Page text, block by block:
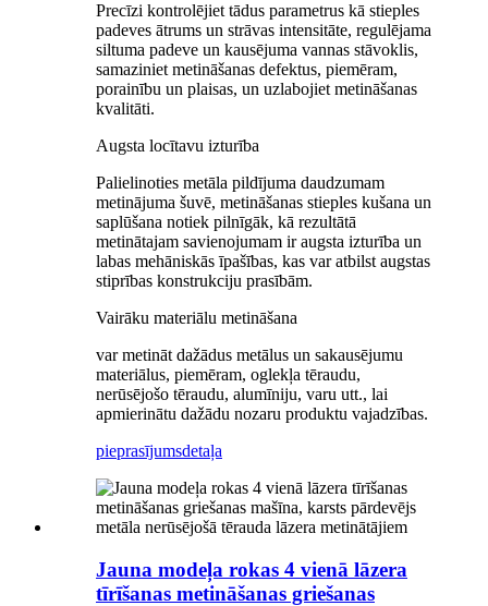
Precīzi kontrolējiet tādus parametrus kā stieples
padeves ātrums un strāvas intensitāte, regulējama
siltuma padeve un kausējuma vannas stāvoklis,
samaziniet metināšanas defektus, piemēram,
porainību un plaisas, un uzlabojiet metināšanas
kvalitāti.
Augsta locītavu izturība
Palielinoties metāla pildījuma daudzumam
metinājuma šuvē, metināšanas stieples kušana un
saplūšana notiek pilnīgāk, kā rezultātā
metinātajam savienojumam ir augsta izturība un
labas mehāniskās īpašības, kas var atbilst augstas
stiprības konstrukciju prasībām.
Vairāku materiālu metināšana
var metināt dažādus metālus un sakausējumu
materiālus, piemēram, oglekļa tēraudu,
nerūsējošo tēraudu, alumīniju, varu utt., lai
apmierinātu dažādu nozaru produktu vajadzības.
pieprasījumsdetaļa
Jauna modeļa rokas 4 vienā lāzera
tīrīšanas metināšanas griešanas